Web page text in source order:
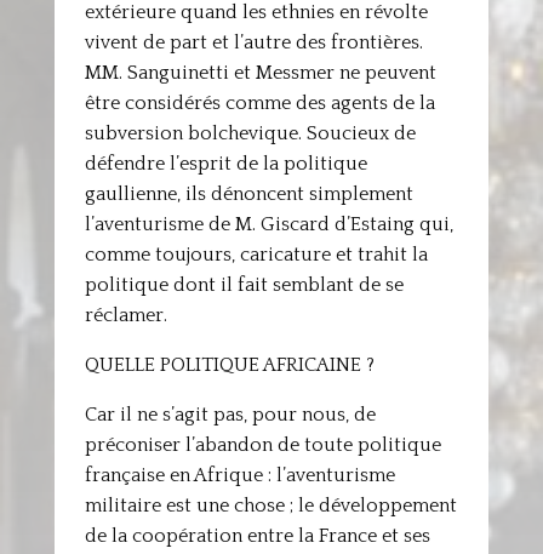
extérieure quand les ethnies en révolte
vivent de part et l’autre des frontières.
MM. Sanguinetti et Messmer ne peuvent
être considérés comme des agents de la
subversion bolchevique. Soucieux de
défendre l’esprit de la politique
gaullienne, ils dénoncent simplement
l’aventurisme de M. Giscard d’Estaing qui,
comme toujours, caricature et trahit la
politique dont il fait semblant de se
réclamer.
QUELLE POLITIQUE AFRICAINE ?
Car il ne s’agit pas, pour nous, de
préconiser l’abandon de toute politique
française en Afrique : l’aventurisme
militaire est une chose ; le développement
de la coopération entre la France et ses